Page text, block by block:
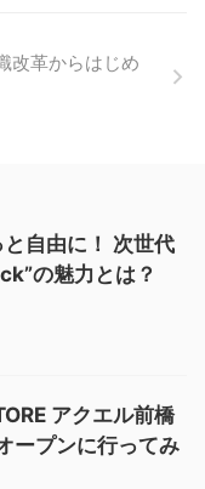
改革からはじめ
自由に！ 次世代
の魅力とは？
アクエル前橋
ープンに行ってみ